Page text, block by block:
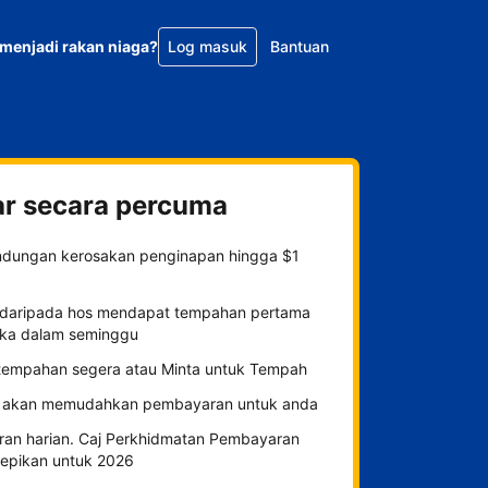
rakan niaga? Log masuk Bantuan
secara percuma
kerosakan penginapan hingga $1
hos mendapat tempahan pertama
dalam seminggu
segera atau Minta untuk Tempah
akan memudahkan pembayaran untuk anda
harian. Caj Perkhidmatan Pembayaran
untuk 2026